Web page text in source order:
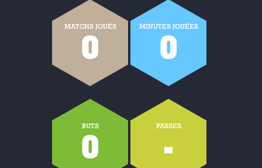
MATCHS JOUÉS
0
MINUTES JOUÉES
0
BUTS
0
PASSES
-